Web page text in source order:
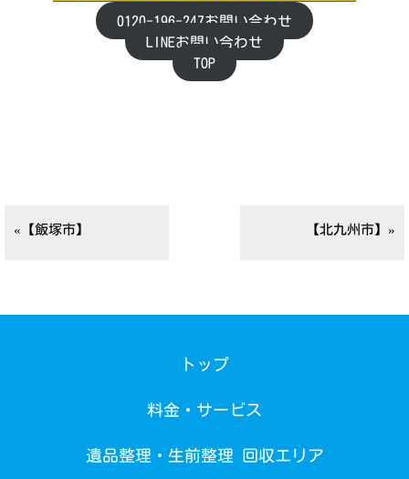
0120-196-247お問い合わせ
LINEお問い合わせ
TOP
«【飯塚市】 【北九州市】»
トップ
料金・サービス
遺品整理・生前整理 回収エリア